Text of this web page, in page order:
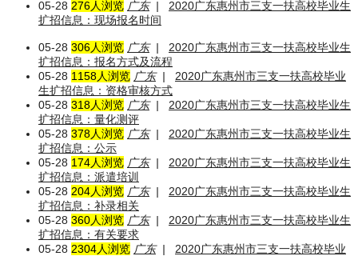
05-28 276人浏览 广东|
2020广东惠州市三支一扶高校毕业生
扩招信息：现场报名时间
05-28 306人浏览 广东|
2020广东惠州市三支一扶高校毕业生
扩招信息：报名方式及流程
05-28 1158人浏览 广东|
2020广东惠州市三支一扶高校毕业
生扩招信息：资格审核方式
05-28 318人浏览 广东|
2020广东惠州市三支一扶高校毕业生
扩招信息：量化测评
05-28 378人浏览 广东|
2020广东惠州市三支一扶高校毕业生
扩招信息：公示
05-28 174人浏览 广东|
2020广东惠州市三支一扶高校毕业生
扩招信息：派遣培训
05-28 204人浏览 广东|
2020广东惠州市三支一扶高校毕业生
扩招信息：补录相关
05-28 360人浏览 广东|
2020广东惠州市三支一扶高校毕业生
扩招信息：有关要求
05-28 2304人浏览 广东|
2020广东惠州市三支一扶高校毕业